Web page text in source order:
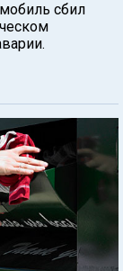
сбил